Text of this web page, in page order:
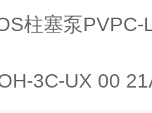
柱塞泵PVPC-
3C-UX 00 21ATOS电